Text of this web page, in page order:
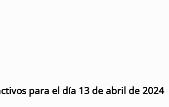
para el día 13 de abril de 2024